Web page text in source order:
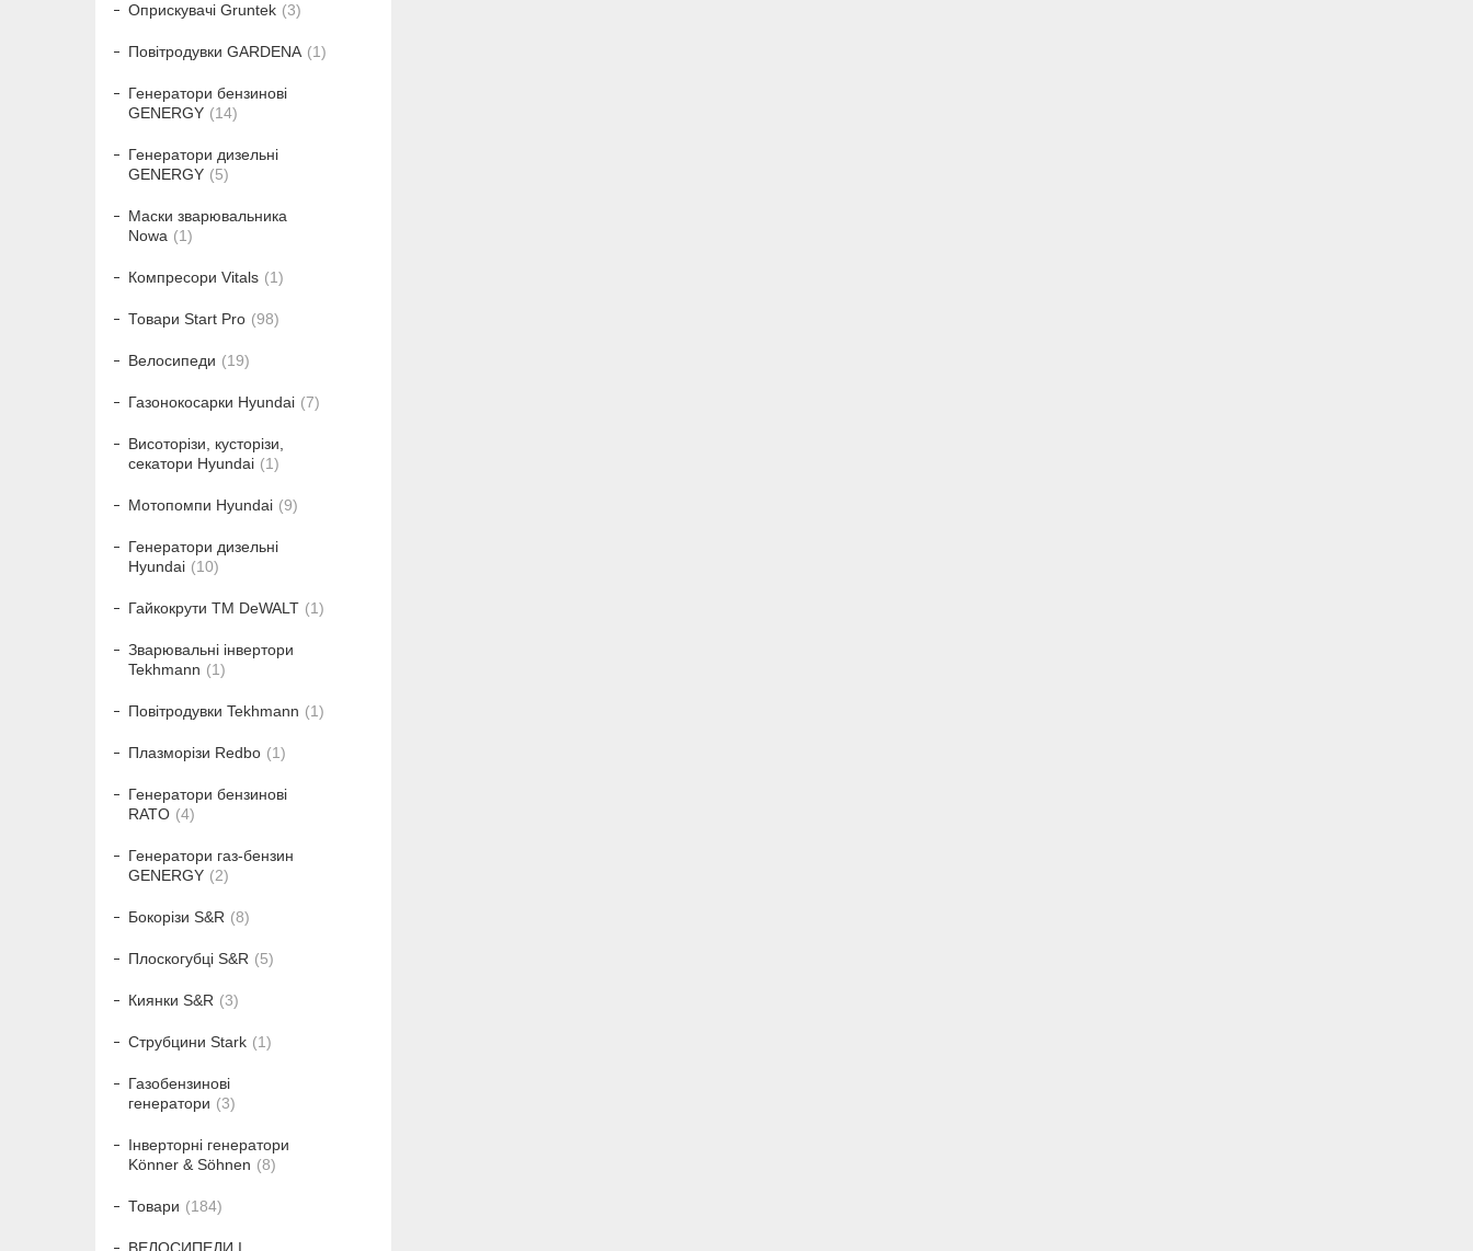
Оприскувачі Gruntek 3
Повітродувки GARDENA 1
Генератори бензинові
GENERGY
14
Генератори дизельні
GENERGY
5
Маски зварювальника
Nowa
1
Компресори Vitals 1
Товари Start Pro 98
Велосипеди 19
Газонокосарки Hyundai 7
Висоторізи, кусторізи,
секатори Hyundai
1
Мотопомпи Hyundai 9
Генератори дизельні
Hyundai
10
Гайкокрути ТМ DeWALT 1
Зварювальні інвертори
Tekhmann
1
Повітродувки Tekhmann 1
Плазморізи Redbo 1
Генератори бензинові
RATO
4
Генератори газ-бензин
GENERGY
2
Бокорізи S&R 8
Плоскогубці S&R 5
Киянки S&R 3
Струбцини Stark 1
Газобензинові
генератори
3
Інверторні генератори
Könner & Söhnen
8
Товари 184